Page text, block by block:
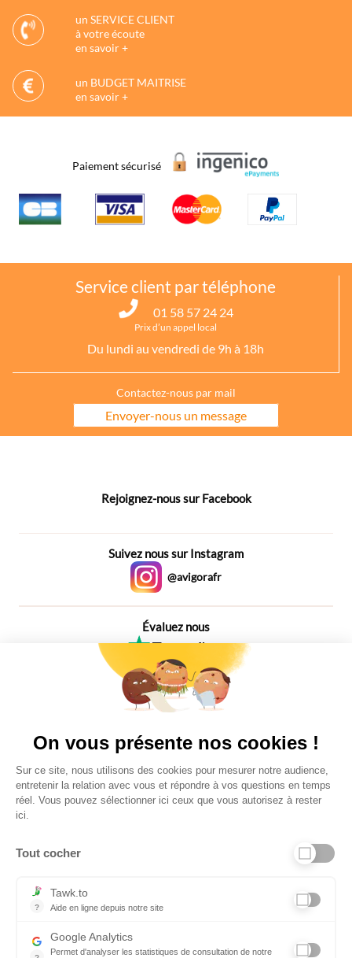
un SERVICE CLIENT
à votre écoute
en savoir +
un BUDGET MAITRISE
en savoir +
Paiement sécurisé
Service client par téléphone
01 58 57 24 24
Prix d’un appel local
Du lundi au vendredi de 9h à 18h
Contactez-nous par mail
Envoyer-nous un message
Rejoignez-nous sur Facebook
Suivez nous sur Instagram
@avigorafr
Évaluez nous
Plus de 650 Avis
Vu à la télé
FAQ - réponses à vos questions
On vous présente nos cookies !
Sur ce site, nous utilisons des cookies pour mesurer notre audience,
entretenir la relation avec vous et répondre à vos questions en temps
réel. Vous pouvez sélectionner ici ceux que vous autorisez à rester
ici.
Tout cocher
?
Tawk.to
Aide en ligne depuis notre site
Google Analytics
Permet d'analyser les statistiques de consultation de notre